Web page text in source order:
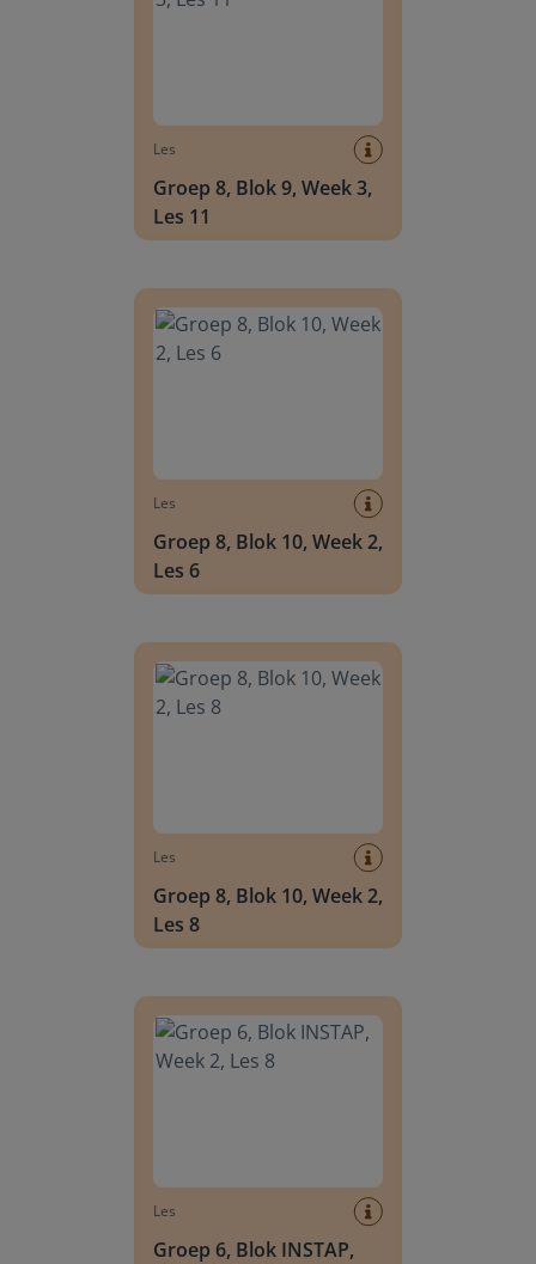
Les
Groep 8, Blok 9, Week 3,
Les 11
Les
Groep 8, Blok 10, Week 2,
Les 6
Les
Groep 8, Blok 10, Week 2,
Les 8
Les
Groep 6, Blok INSTAP,